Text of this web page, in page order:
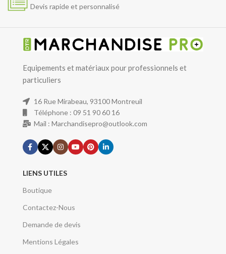
Devis rapide et personnalisé
Equipements et matériaux pour professionnels et
particuliers
16 Rue Mirabeau, 93100 Montreuil
Téléphone : 09 51 90 60 16
Mail : Marchandisepro@outlook.com
LIENS UTILES
Boutique
Contactez-Nous
Demande de devis
Mentions Légales